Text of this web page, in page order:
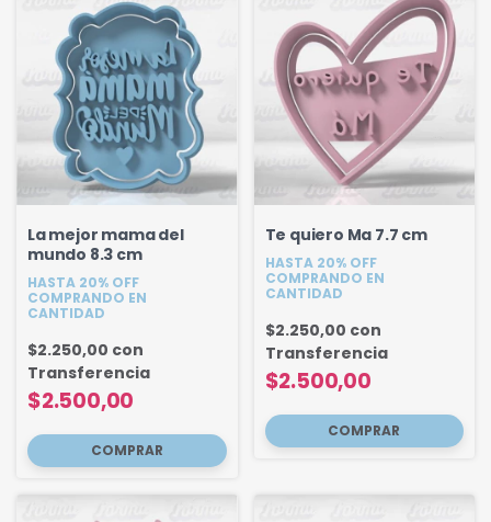
La mejor mama del
mundo 8.3 cm
HASTA 20% OFF
COMPRANDO EN
CANTIDAD
$2.500,00
$2.250,00 con
Transferencia
Te quiero Ma 7.7 cm
HASTA 20% OFF
COMPRANDO EN
CANTIDAD
$2.500,00
$2.250,00 con
Transferencia